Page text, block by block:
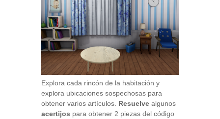
Explora cada rincón de la habitación y
explora ubicaciones sospechosas para
obtener varios artículos. Resuelve algunos
acertijos para obtener 2 piezas del código